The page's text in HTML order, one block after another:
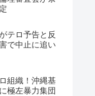
テロ予告と反
で中止に追い
組織！沖縄基
極左暴力集団